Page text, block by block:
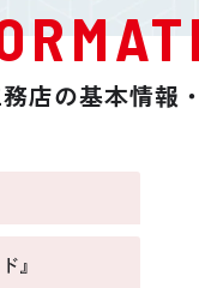
店の基本情報
』